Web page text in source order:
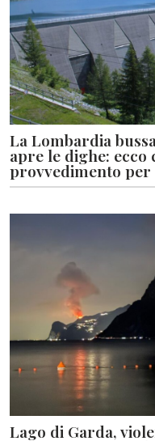
La Lombardia
apre le dighe: ecco
provvedimento
Lago di Garda,